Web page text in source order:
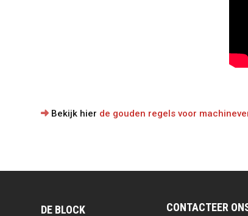
Bekijk hier de gouden regels voor
DE BLOCK CONTACTEER